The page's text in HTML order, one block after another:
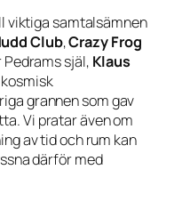
viktiga samtalsämnen
Club,Crazy Frog
själ, Klaus
grannen som gav
Vi pratar även om
av tid och rum kan
därför med